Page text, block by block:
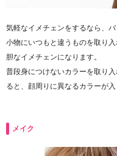
気軽なイメチェンをするなら、
小物にいつもと違うものを取り
胆なイメチェンになります。
普段身につけないカラーを取り
ると、顔周りに異なるカラーが
メイク